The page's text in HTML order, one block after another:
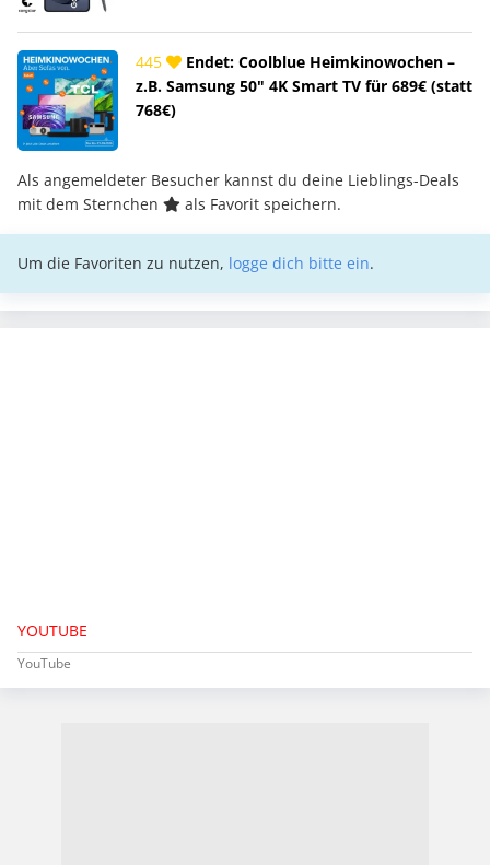
445
Endet: Coolblue Heimkinowochen –
z.B. Samsung 50" 4K Smart TV für 689€ (statt
768€)
Als angemeldeter Besucher kannst du deine Lieblings-Deals
mit dem Sternchen
als Favorit speichern.
Um die Favoriten zu nutzen, logge dich bitte ein.
YOUTUBE
YouTube